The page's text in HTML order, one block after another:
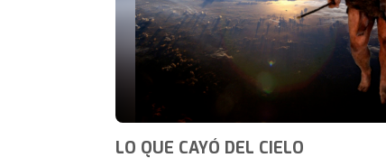
LO QUE CAYÓ DEL CIELO